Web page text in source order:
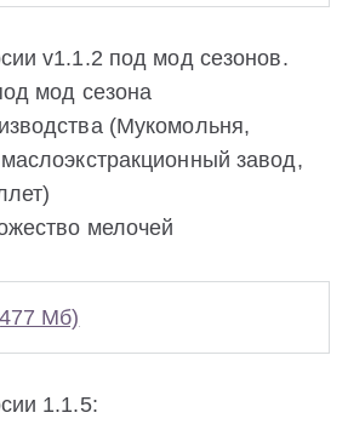
v1.1.2 под мод сезонов.
мод сезона
(Мукомольня,
завод,
мелочей
Мб)
1.1.5: